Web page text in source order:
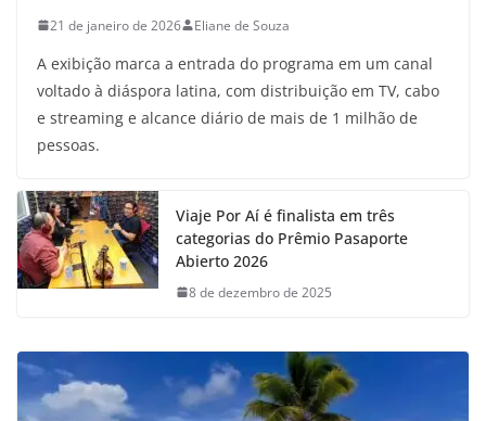
21 de janeiro de 2026 Eliane de Souza
A exibição marca a entrada do programa em um canal
voltado à diáspora latina, com distribuição em TV, cabo
e streaming e alcance diário de mais de 1 milhão de
pessoas.
Viaje Por Aí é finalista em três
categorias do Prêmio Pasaporte
Abierto 2026
8 de dezembro de 2025